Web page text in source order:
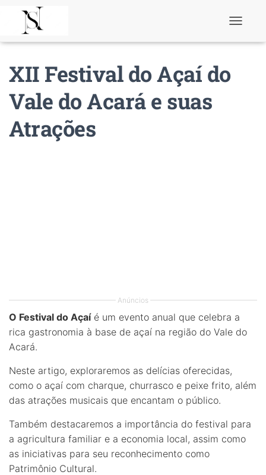
XII Festival do Açaí do
Vale do Acará e suas
Atrações
Anúncios
O Festival do Açaíé um evento anual que celebra a
rica gastronomia à base de açaí na região do Vale do
Acará.
Neste artigo, exploraremos as delícias oferecidas,
como o açaí com charque, churrasco e peixe frito, além
das atrações musicais que encantam o público.
Também destacaremos a importância do festival para
a agricultura familiar e a economia local, assim como
as iniciativas para seu reconhecimento como
Patrimônio Cultural.